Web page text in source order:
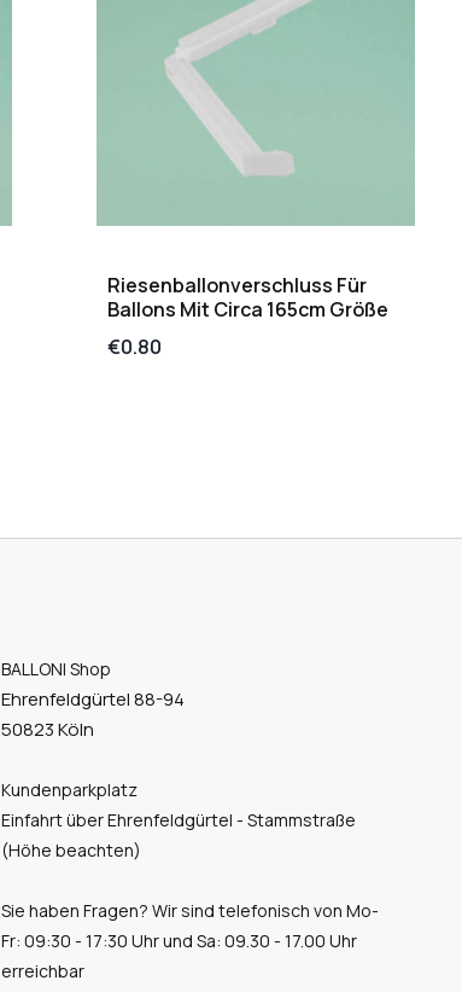
Riesenballonverschluss Für
Ballons Mit Circa 165cm Größe
€0.80
BALLONI Shop
Ehrenfeldgürtel 88-94
50823 Köln
Kundenparkplatz
Einfahrt über Ehrenfeldgürtel - Stammstraße
(Höhe beachten)
Sie haben Fragen? Wir sind telefonisch von Mo-
Fr: 09:30 - 17:30 Uhr und Sa: 09.30 - 17.00 Uhr
erreichbar